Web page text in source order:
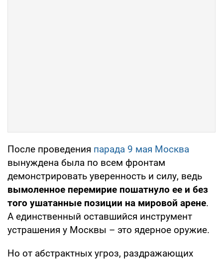
После проведения парада 9 мая Москва
вынуждена была по всем фронтам
демонстрировать уверенность и силу, ведь
вымоленное перемирие пошатнуло ее и без
того ушатанные позиции на мировой арене.
А единственный оставшийся инструмент
устрашения у Москвы – это ядерное оружие.
Но от абстрактных угроз, раздражающих